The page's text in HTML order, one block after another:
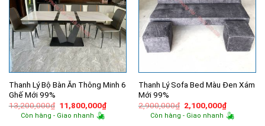
Thanh Lý Bộ Bàn Ăn Thông Minh 6
Ghế Mới 99%
13,200,000₫ Giá
gốc
là:
11,800,000₫Giá
hiện
Còn hàng - Giao nhanh
Thanh Lý Sofa Bed Màu Đen Xám
Mới 99%
2,900,000₫ Giá
gốc
là:
2,100,000₫Giá
hiện
tại
Còn hàng - Giao nhanh